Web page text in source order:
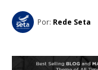
Por: Rede Seta